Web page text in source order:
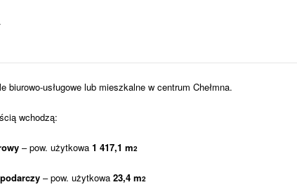
biurowo-usługowe lub mieszkalne w centrum Chełmna.
wchodzą:
– pow. użytkowa 1 417,1 m2
– pow. użytkowa 23,4 m2